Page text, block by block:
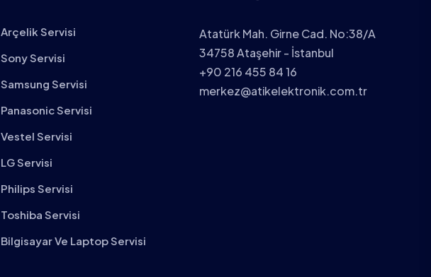
Arçelik Servisi
Sony Servisi
Samsung Servisi
Panasonic Servisi
Vestel Servisi
LG Servisi
Philips Servisi
Toshiba Servisi
Bilgisayar Ve Laptop Servisi
Atatürk Mah. Girne Cad. No:38/A
34758 Ataşehir - İstanbul
+90 216 455 84 16
merkez@atikelektronik.com.tr